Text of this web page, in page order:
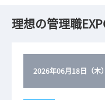
理想の管理職
2026年06月18日（木）